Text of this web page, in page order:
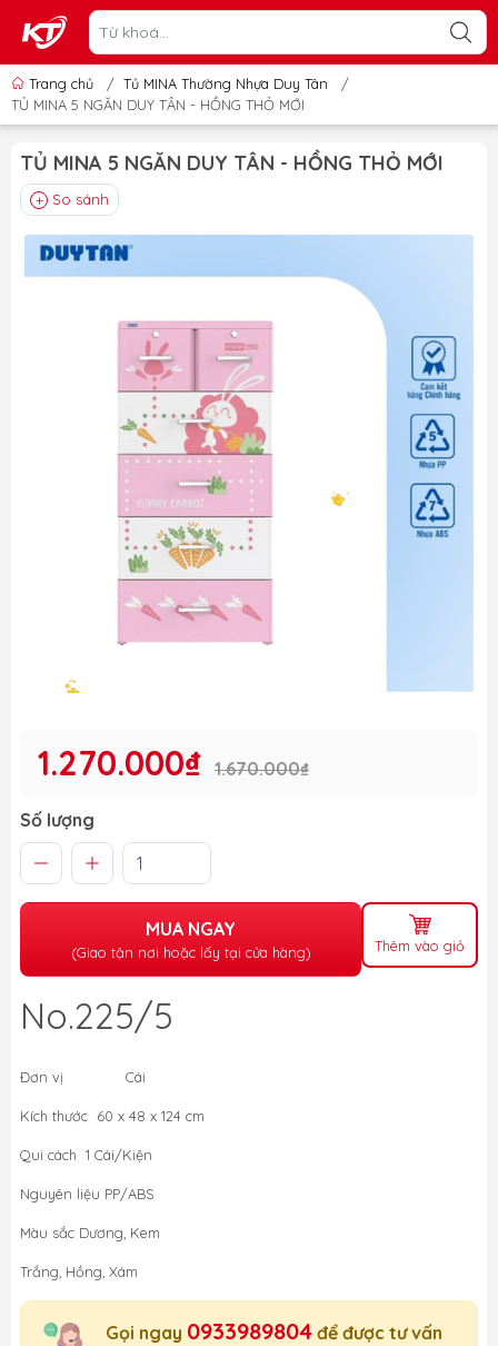
Trang chủ / Tủ MINA Thường Nhựa Duy Tân
/
TỦ MINA 5 NGĂN DUY TÂN - HỒNG THỎ MỚI
TỦ MINA 5 NGĂN DUY TÂN - HỒNG THỎ MỚI
So sánh
1.270.000₫ 1.670.000₫
Số lượng
MUA NGAY
(Giao tận nơi hoặc lấy tại cửa hàng) Thêm vào giỏ
No.225/5
Đơn vị Cái
Kích thước 60 x 48 x 124 cm
Qui cách 1 Cái/Kiện
Nguyên liệu PP/ABS
Màu sắc Dương, Kem
Trắng, Hồng, Xám
Gọi ngay 0933989804 để được tư vấn